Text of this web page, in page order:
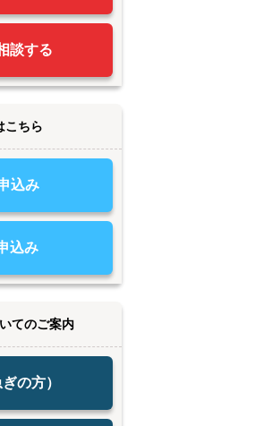
談する
こちら
込み
込み
てのご案内
の方）